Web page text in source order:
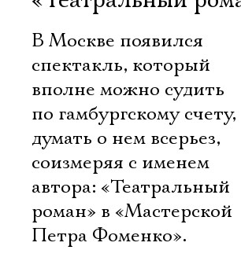
В Москве появился
спектакль, который
вполне можно судить
по гамбургскому счету,
думать о нем всерьез,
соизмеряя с именем
автора: «Театральный
роман» в «Мастерской
Петра Фоменко».